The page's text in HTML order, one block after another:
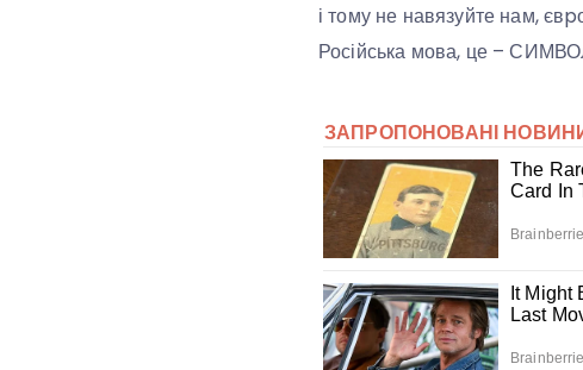
і тому не навязуйте нам,
Російська мова, це –